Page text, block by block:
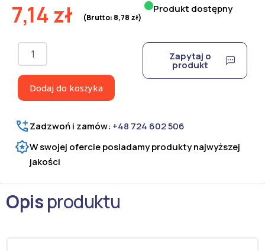
7,14 zł (Brutto: 8,78 zł)
Produkt dostępny
ilość
Drut
belowania
fi
mm
Dodaj do koszyka
Zapytaj o
produkt
Zadzwoń i zamów: +48 724 602 506
W swojej ofercie posiadamy produkty najwyższej
jakości
Opisproduktu